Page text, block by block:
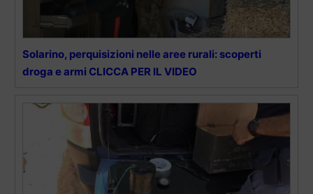
Solarino, perquisizioni nelle aree rurali: scoperti
droga e armi CLICCA PER IL VIDEO